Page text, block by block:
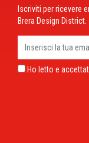
Iscriviti per ricevere
Brera Design District.
Ho letto e